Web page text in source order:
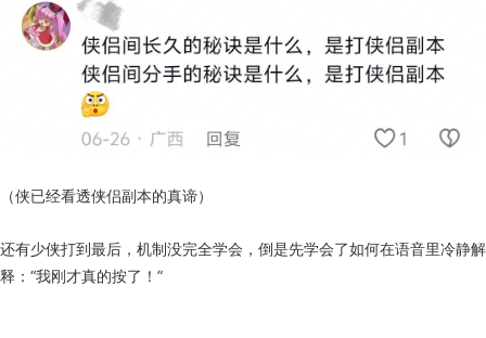
（侠已经看透侠侣副本的真谛）
还有少侠打到最后，机制没完全学会，倒是先学会了如何在语音里冷静解
释：“我刚才真的按了！”